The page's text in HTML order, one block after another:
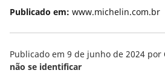
Publicado em: www.michelin.com.br
Publicado em 9 de junho de 2024 por
não se identificar